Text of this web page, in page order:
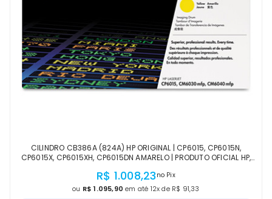
CILINDRO CB386A (824A) HP ORIGINAL | CP6015, CP6015N,
CP6015X, CP6015XH, CP6015DN AMARELO | PRODUTO OFICIAL HP,
R$ 1.008,23 no Pix
ou R$ 1.095,90 em até 12x de R$ 91,33